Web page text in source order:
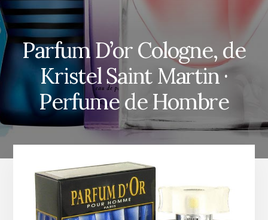
Parfum D’or Cologne, de
Kristel Saint Martin ·
Perfume de Hombre